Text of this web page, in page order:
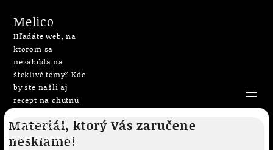
Skip
content
Melico
Hľadáte web, na
ktorom sa
nezabúda na
šteklivé témy? Kde
by ste našli aj
recept na chutnú
slepačí vývar?
Naša stránka je
Materiál, ktorý Vás zaručene
nesklame!